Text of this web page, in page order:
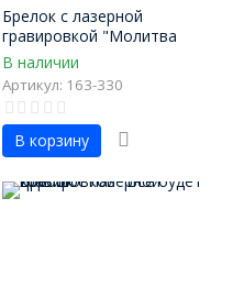
Брелок с лазерной
гравировкой "Молитва
водителя"
В наличии
Артикул: 163-330
В корзину